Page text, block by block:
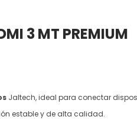
3 MT PREMIUM
Jaltech, ideal para conectar
estable y de alta calidad.